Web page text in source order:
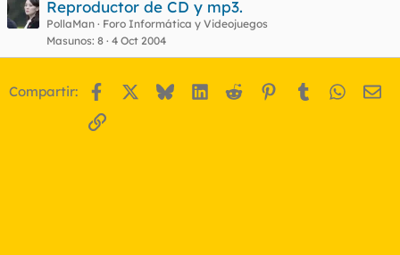
Reproductor de CD y mp3.
PollaMan
Foro Informática y Videojuegos
Masunos 8 4 Oct 2004
Compartir: Facebook BlueskyLinkedIn
Reddit Pinterest
Tumblr
Enlace